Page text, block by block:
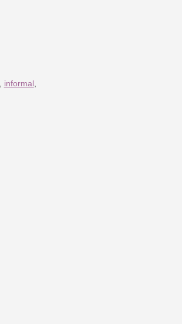
informal,